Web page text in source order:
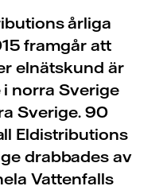
årliga
framgår att
elnätskund är
norra Sverige
Sverige. 90
Eldistributions
drabbades av
Vattenfalls